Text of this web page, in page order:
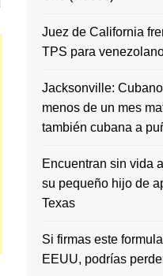
Juez de California
TPS para
Jacksonville:
menos de un mes
también cubana a
Encuentran sin vida
su pequeño hijo de
Texas
Si firmas este
EEUU, podrías